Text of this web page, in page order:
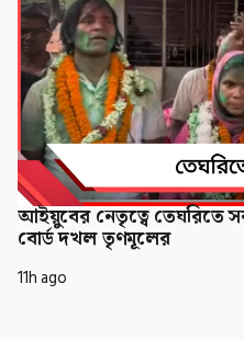
আইয়ুবের নেতৃত্বে তেঘরিতে
বোর্ড দখল তৃণমূলের
11h ago